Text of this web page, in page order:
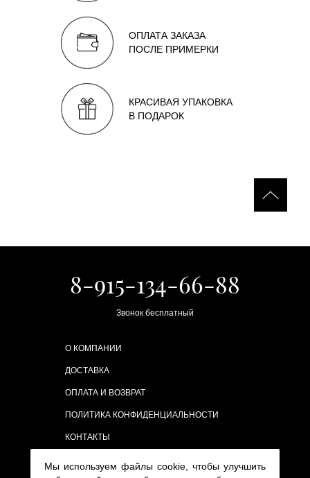
ОПЛАТА ЗАКАЗА
ПОСЛЕ ПРИМЕРКИ
КРАСИВАЯ УПАКОВКА
В ПОДАРОК
8-915-134-66-88
Звонок бесплатный
О КОМПАНИИ
ДОСТАВКА
ОПЛАТА И ВОЗВРАТ
ПОЛИТИКА КОНФИДЕНЦИАЛЬНОСТИ
КОНТАКТЫ
Мы используем файлы cookie, чтобы улучшить